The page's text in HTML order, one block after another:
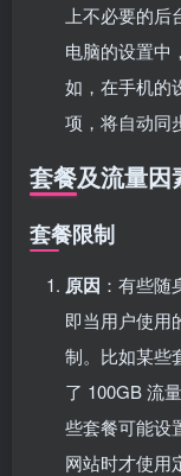
上不必要的
电脑的设置中
如，在手机的
项，将自动同
套餐及流量因
套餐限制
原因 ：有些
即当用户使用
制。比如某些
了 100GB 流
些套餐可能设
网站时才使用